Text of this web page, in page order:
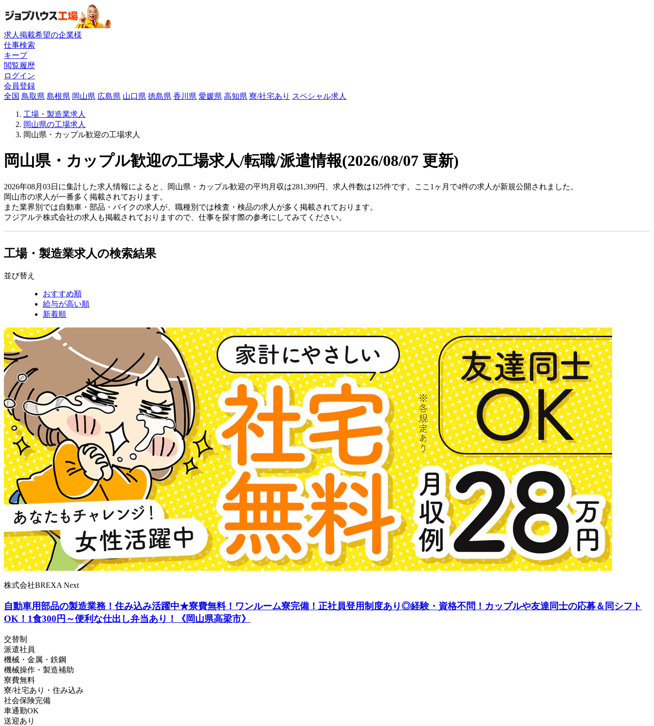
求人掲載希望の企業様
仕事検索
キープ
閲覧履歴
ログイン
会員登録
全国 鳥取県 島根県 岡山県 広島県 山口県 徳島県 香川県 愛媛県 高知県 寮/社宅あり スペシャル求人
工場・製造業求人
岡山県の工場求人
岡山県・カップル歓迎の工場求人
岡山県・カップル歓迎の工場求人/転職/派遣情報(2026/08/07 更新)
2026年08月03日に集計した求人情報によると、岡山県・カップル歓迎の平均月収は281,399円、求人件数は125件です。ここ1ヶ月で4件の求人が新規公開されました。
岡山市の求人が一番多く掲載されております。
また業界別では自動車・部品・バイクの求人が、職種別では検査・検品の求人が多く掲載されております。
フジアルテ株式会社の求人も掲載されておりますので、仕事を探す際の参考にしてみてください。
工場・製造業求人の検索結果
並び替え
おすすめ順
給与が高い順
新着順
株式会社BREXA Next
自動車用部品の製造業務！住み込み活躍中★寮費無料！ワンルーム寮完備！正社員登用制度あり◎経験・資格不問！カップルや友達同士の応募＆同シフト
OK！1食300円～便利な仕出し弁当あり！《岡山県高梁市》
交替制
派遣社員
機械・金属・鉄鋼
機械操作・製造補助
寮費無料
寮/社宅あり・住み込み
社会保険完備
車通勤OK
送迎あり